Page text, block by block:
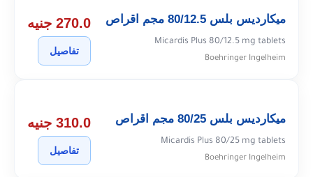
ميكارديس بلس 80/12.5 مجم اقراص
Micardis Plus 80/12.5 mg tablets
Boehringer Ingelheim
270.0 جنيه
تفاصيل
ميكارديس بلس 80/25 مجم اقراص
Micardis Plus 80/25 mg tablets
Boehringer Ingelheim
310.0 جنيه
تفاصيل